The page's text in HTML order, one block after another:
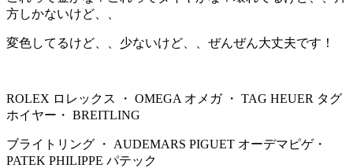
方しかないけど、、
変色してるけど、、少ないけど、、ぜんぜん大丈夫です！
ROLEX ロレックス ・ OMEGA オメガ ・ TAG HEUER タグ
ホイヤー・ BREITLING
ブライトリング ・ AUDEMARS PIGUET オーデマピゲ・
PATEK PHILIPPE パテック